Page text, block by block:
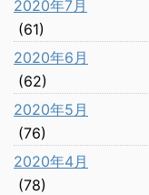
2020年7月
(61)
2020年6月
(62)
2020年5月
(76)
2020年4月
(78)